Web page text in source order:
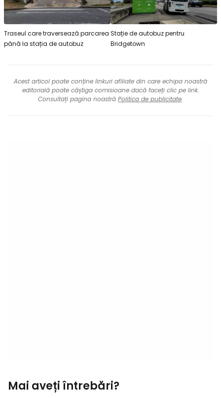
Traseul care traversează parcarea
până la stația de autobuz
Stație de autobuz pentru
Bridgetown
Acest articol poate conține linkuri afiliate din care echipa noastră
editorială poate câștiga comisioane dacă faceți clic pe link.
Consultați pagina noastră Politica de publicitate.
Mai aveți întrebări?